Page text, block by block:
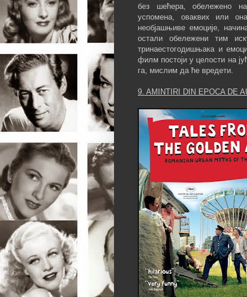
без шећера, обележено
успомена, оваквих или
необјашњиве емоције,
остали обележени тим
тринаестогодишњака и
филм постоји у целости на
га, мислим да ће вредети.
9. AMINTIRI DIN EPOCA DE